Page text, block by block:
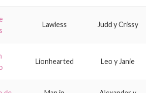
Lawless Judd y Crissy
Lionhearted Leo y Janie